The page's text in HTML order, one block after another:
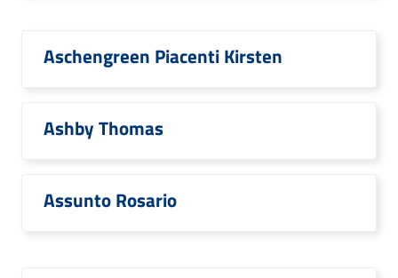
Aschengreen Piacenti Kirsten
Ashby Thomas
Assunto Rosario